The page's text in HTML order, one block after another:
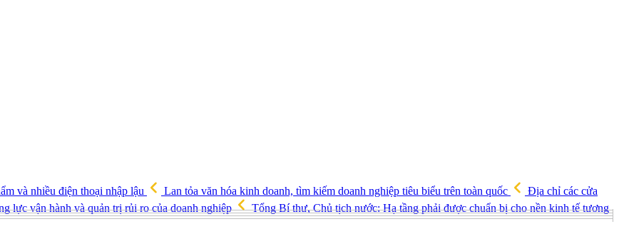
và nhiều điện thoại nhập lậu
Lan tỏa văn hóa kinh doanh, tìm kiếm doanh nghiệp tiêu biểu trên toàn quốc
Địa chỉ các cửa
lực vận hành và quản trị rủi ro của doanh nghiệp
Tổng Bí thư, Chủ tịch nước: Hạ tầng phải được chuẩn bị cho nền kinh tế tương